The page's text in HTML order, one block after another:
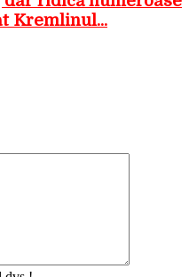
Kremlinul...